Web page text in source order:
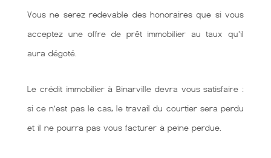
Vous ne serez redevable des honoraires que si vous
acceptez une offre de prêt immobilier au taux qu'il
aura dégoté.
Le crédit immobilier à Binarville devra vous satisfaire :
si ce n’est pas le cas, le travail du courtier sera perdu
et il ne pourra pas vous facturer à peine perdue.